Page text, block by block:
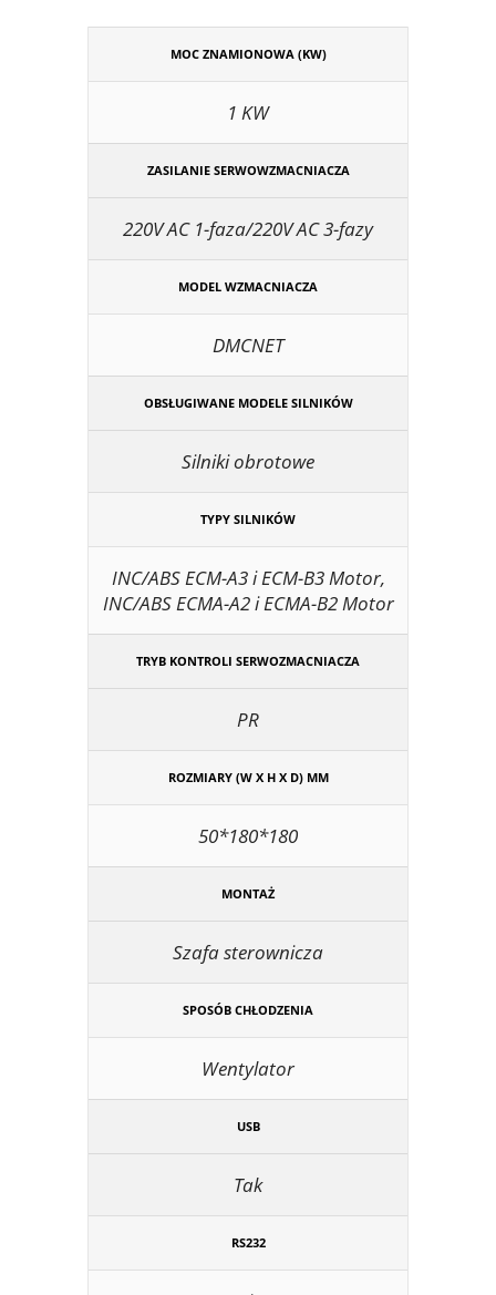
MOC ZNAMIONOWA (KW)
1 KW
ZASILANIE SERWOWZMACNIACZA
220V AC 1-faza/220V AC 3-fazy
MODEL WZMACNIACZA
DMCNET
OBSŁUGIWANE MODELE SILNIKÓW
Silniki obrotowe
TYPY SILNIKÓW
INC/ABS ECM-A3 i ECM-B3 Motor,
INC/ABS ECMA-A2 i ECMA-B2 Motor
TRYB KONTROLI SERWOZMACNIACZA
PR
ROZMIARY (W X H X D) MM
50*180*180
MONTAŻ
Szafa sterownicza
SPOSÓB CHŁODZENIA
Wentylator
USB
Tak
RS232